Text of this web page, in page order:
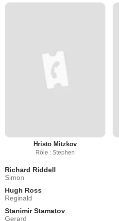
Hristo Mitzkov
Rôle : Stephen
Richard Riddell
Simon
Hugh Ross
Reginald
Stanimir Stamatov
Gerard